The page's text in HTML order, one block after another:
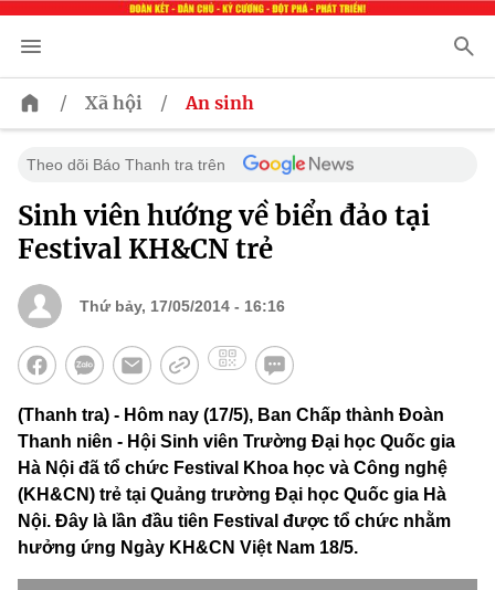
/ Xã hội / An sinh
Theo dõi Báo Thanh tra trên
Sinh viên hướng về biển đảo tại
Festival KH&CN trẻ
Thứ bảy, 17/05/2014 - 16:16
(Thanh tra) - Hôm nay (17/5), Ban Chấp thành Đoàn
Thanh niên - Hội Sinh viên Trường Đại học Quốc gia
Hà Nội đã tổ chức Festival Khoa học và Công nghệ
(KH&CN) trẻ tại Quảng trường Đại học Quốc gia Hà
Nội. Đây là lần đầu tiên Festival được tổ chức nhằm
hưởng ứng Ngày KH&CN Việt Nam 18/5.